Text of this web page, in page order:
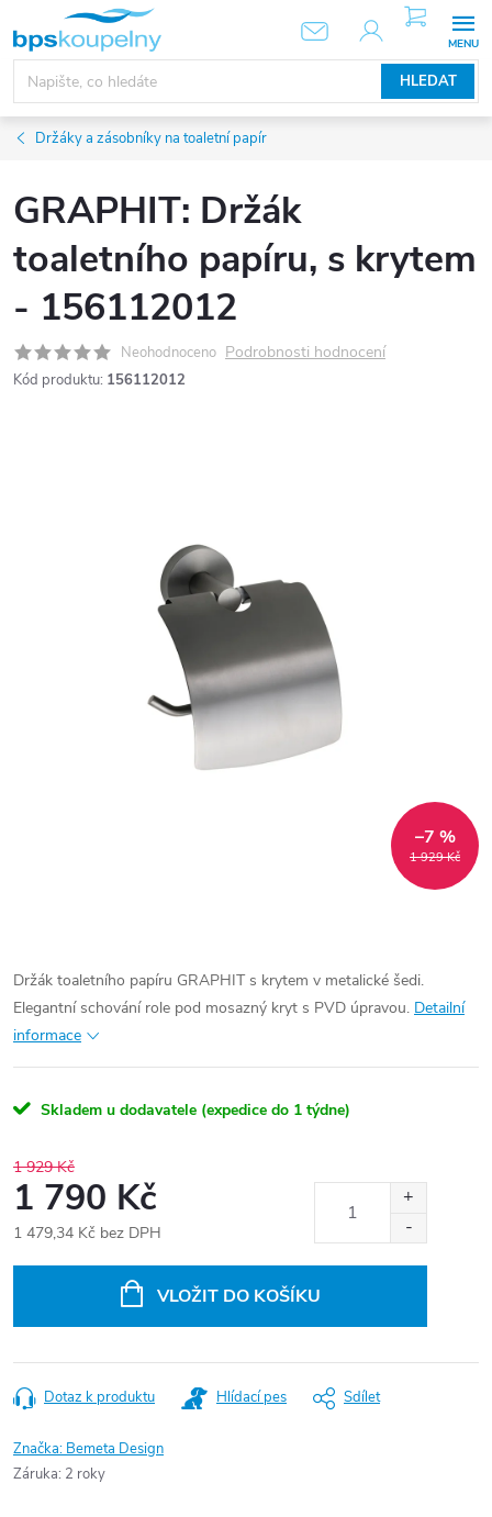
obsah
HLEDAT
NÁKUPNÍ
KOŠÍK
Držáky a zásobníky na toaletní papír
GRAPHIT: Držák
toaletního papíru, s krytem
- 156112012
Neohodnoceno Podrobnosti hodnocení
Kód produktu: 156112012
1 929 Kč
–7 %
Držák toaletního papíru GRAPHIT s krytem v metalické šedi.
Elegantní schování role pod mosazný kryt s PVD úpravou. Detailní
informace
Skladem u dodavatele (expedice do 1 týdne)
1 929 Kč
1 790 Kč
1 479,34 Kč bez DPH
VLOŽIT DO KOŠÍKU
Dotaz k produktu Hlídací pes Sdílet
Značka: Bemeta Design
Záruka: 2 roky